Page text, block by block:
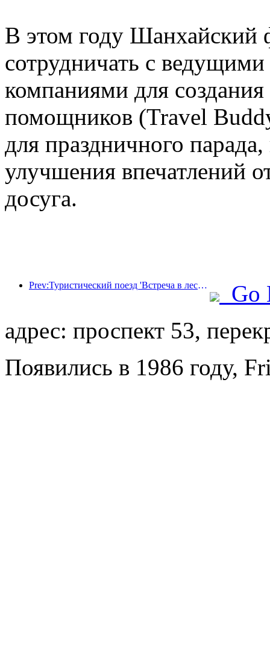
В этом году Шанхайский
сотрудничать с
компаниями для
помощников (Travel
для праздничного
улучшения впечатлений
досуга.
Prev:Туристический поезд 'Встреча в лесу Хулунбуир - Экспресс Дасинганлин - Поезд 'Звездный свет' - Путешествие в Тяньи' совершает свой первый рейс.
Go
адрес: проспект 53,
Появились в 1986 году,